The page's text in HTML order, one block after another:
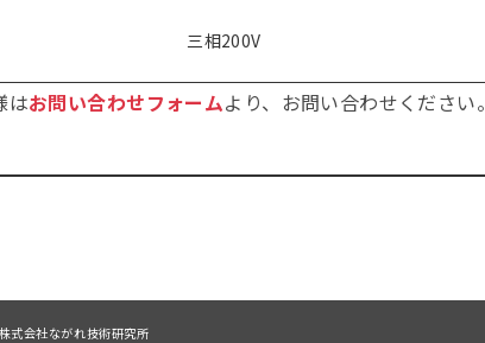
三相200V
はお問い合わせフォームより、お問い合わせください。
株式会社ながれ技術研究所